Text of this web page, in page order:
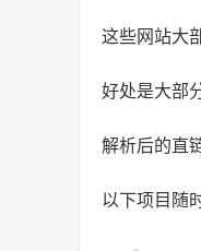
这些网站大
好处是大部
解析后的直
以下项目随